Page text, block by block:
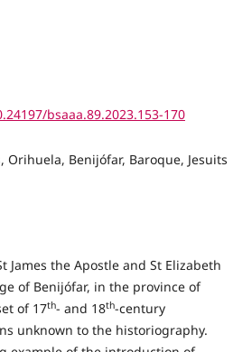
bsaaa.89.2023.153-170
Orihuela, Benijófar, Baroque, Jesuits
James the Apostle and St Elizabeth
of Benijófar, in the province of
of 17th- and 18th-century
unknown to the historiography.